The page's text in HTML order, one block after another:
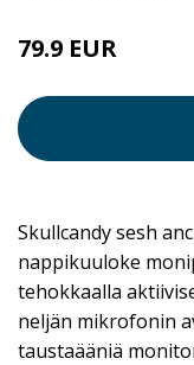
79.9 EUR
Skullcandy sesh
nappikuuloke
tehokkaalla
neljän mikrofonin
taustaääniä